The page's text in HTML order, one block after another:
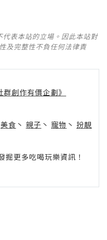
表本站的立場。因此本站對
及完整性不負任何法律責
群創作有價企劃》
美食 丶 親子 丶 寵物 丶 扮靚
更多吃喝玩樂資訊！